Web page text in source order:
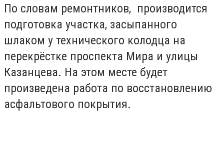
По словам ремонтников, производится
подготовка участка, засыпанного
шлаком у технического колодца на
перекрёстке проспекта Мира и улицы
Казанцева. На этом месте будет
произведена работа по восстановлению
асфальтового покрытия.